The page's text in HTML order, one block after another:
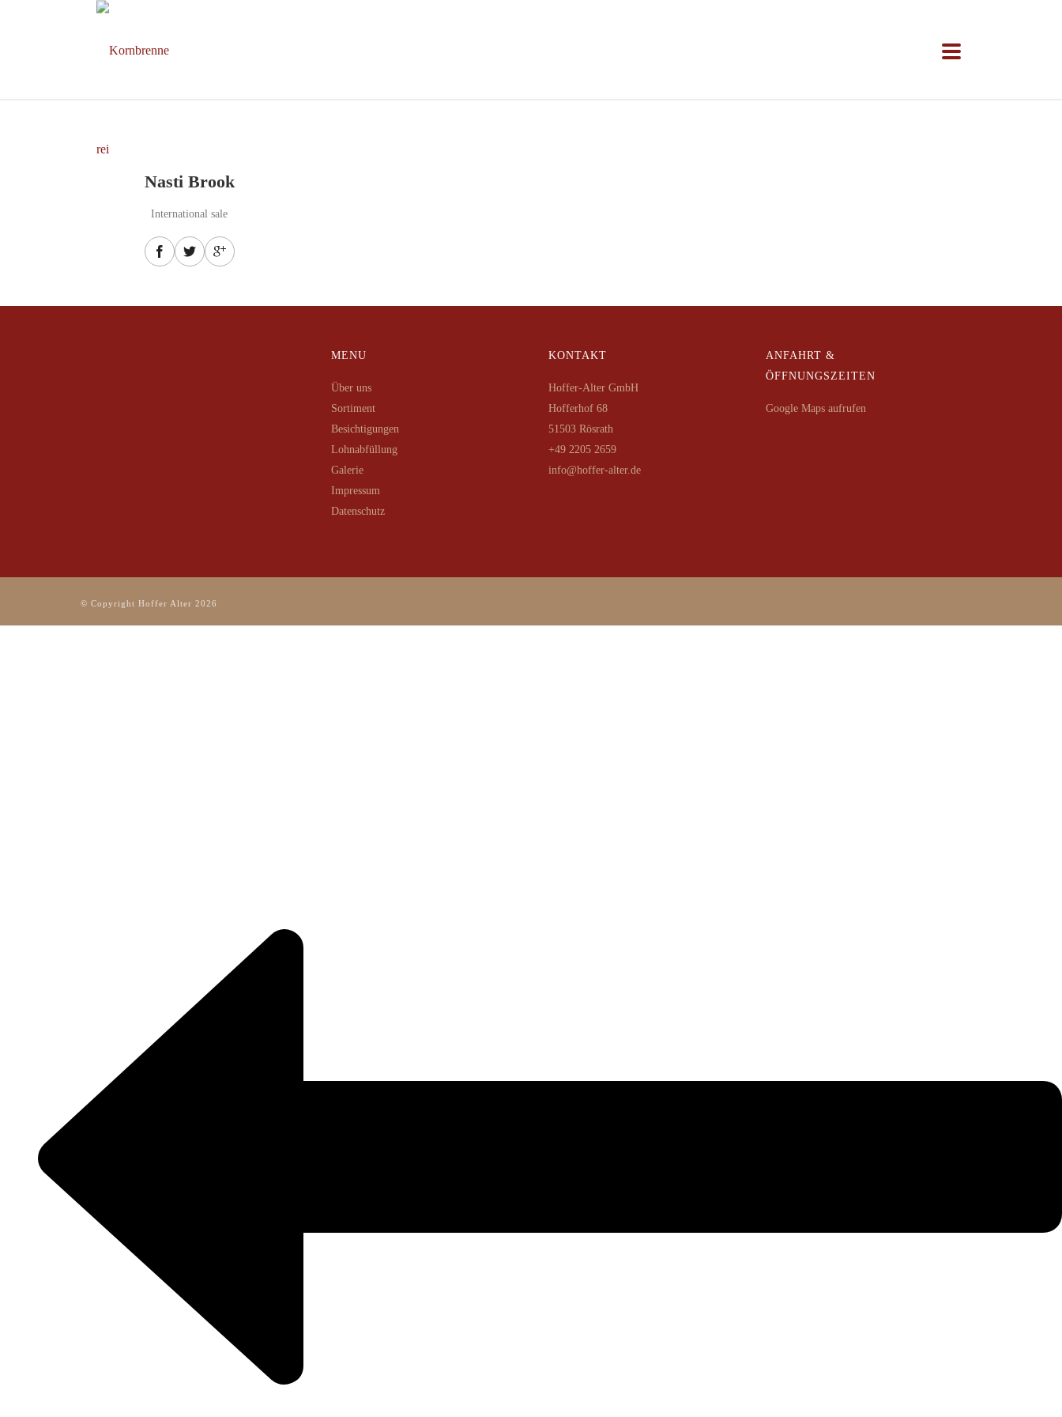
Nasti Brook
International sale
MENU
Über uns
Sortiment
Besichtigungen
Lohnabfüllung
Galerie
Impressum
Datenschutz
KONTAKT
Hoffer-Alter GmbH
Hofferhof 68
51503 Rösrath
+49 2205 2659
info@hoffer-alter.de
ANFAHRT &
ÖFFNUNGSZEITEN
Google Maps aufrufen
© Copyright Hoffer Alter 2026